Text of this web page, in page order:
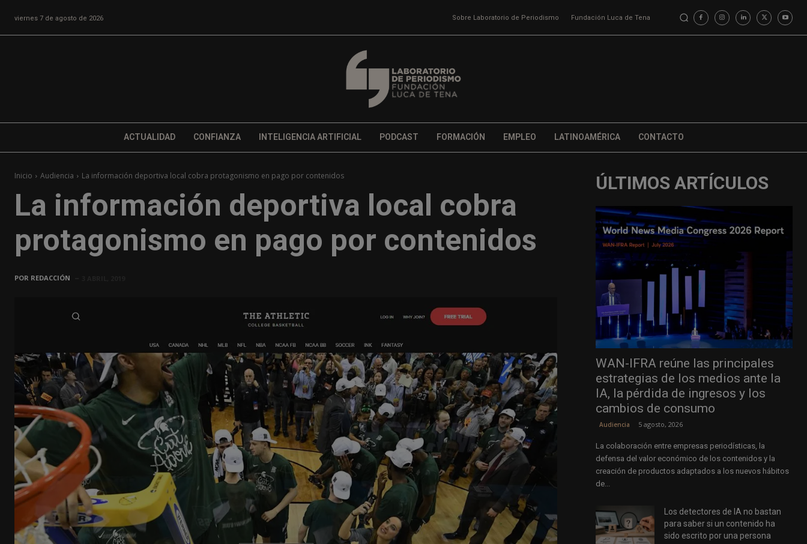
viernes 7 de agosto de 2026 Sobre Laboratorio de Periodismo Fundación Luca de Tena
ACTUALIDAD CONFIANZA INTELIGENCIA ARTIFICIAL PODCAST FORMACIÓN EMPLEO LATINOAMÉRICA CONTACTO
Inicio Audiencia La información deportiva local cobra protagonismo en pago por contenidos
La información deportiva local cobra
protagonismo en pago por contenidos
POR REDACCIÓN
ÚLTIMOS ARTÍCULOS
WAN-IFRA reúne las principales
estrategias de los medios ante la
IA, la pérdida de ingresos y los
cambios de consumo
Audiencia 5 agosto, 2026
La colaboración entre empresas periodísticas, la
defensa del valor económico de los contenidos y la
creación de productos adaptados a los nuevos hábitos
de...
Los detectores de IA no bastan
para saber si un contenido ha
sido escrito por una persona